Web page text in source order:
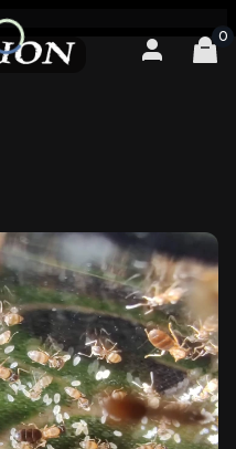
Einloggen